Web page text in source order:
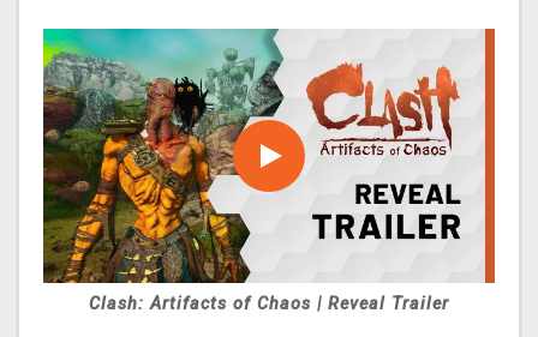
Clash: Artifacts of Chaos | Reveal Trailer